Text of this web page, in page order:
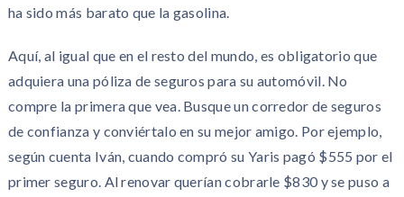
ha sido más barato que la gasolina.
Aquí, al igual que en el resto del mundo, es obligatorio que
adquiera una póliza de seguros para su automóvil. No
compre la primera que vea. Busque un corredor de seguros
de confianza y conviértalo en su mejor amigo. Por ejemplo,
según cuenta Iván, cuando compró su Yaris pagó $555 por el
primer seguro. Al renovar querían cobrarle $830 y se puso a